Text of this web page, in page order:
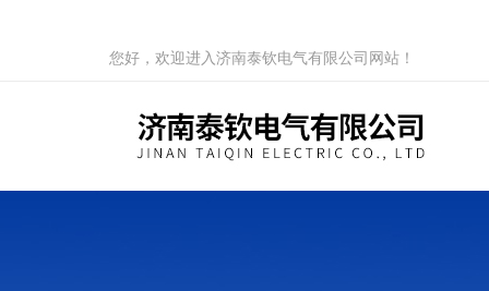
您好，欢迎进入济南泰钦电气有限公司网站！